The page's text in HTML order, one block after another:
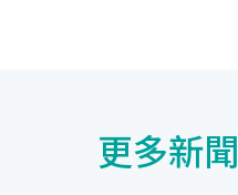
更多新聞